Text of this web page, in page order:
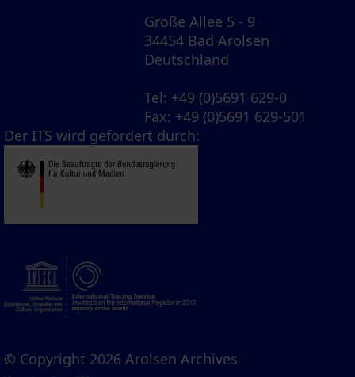
Große Allee 5 - 9
34454 Bad Arolsen
Deutschland
Tel: +49 (0)5691 629-0
Fax: +49 (0)5691 629-501
Der ITS wird gefördert durch:
© Copyright 2026 Arolsen Archives